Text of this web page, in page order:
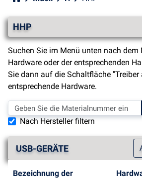
HHP
Suchen Sie im Menü unten nach dem
Hardware oder der entsprechenden
Sie dann auf die Schaltfläche "Treiber
entsprechende Hardware.
Nach Hersteller filtern
USB-GERÄTE
Bezeichnung der